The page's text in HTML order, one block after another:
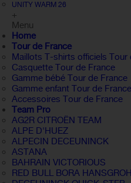
UNITY WARM 26
+
Menu
Home
Tour de France
Maillots T-shirts officiels Tour
Casquette Tour de France
Gamme bébé Tour de France
Gamme enfant Tour de France
Accessoires Tour de France
Team Pro
AG2R CITROËN TEAM
ALPE D'HUEZ
ALPECIN DECEUNINCK
ASTANA
BAHRAIN VICTORIOUS
RED BULL BORA